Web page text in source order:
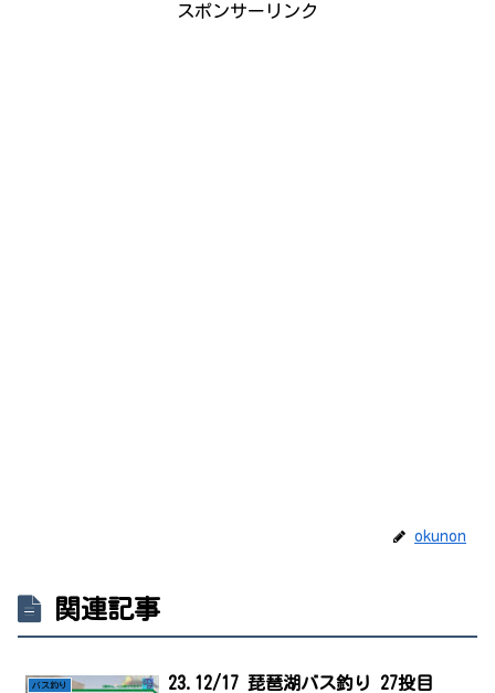
スポンサーリンク
okunon
関連記事
バス釣り 23.12/17 琵琶湖バス釣り 27投目